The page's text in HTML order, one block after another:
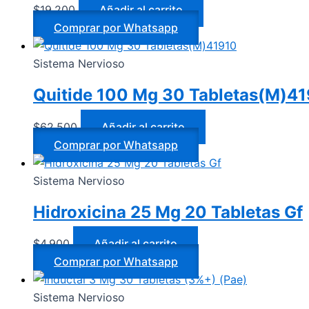
$19.200
Añadir al carrito
Comprar por Whatsapp
Sistema Nervioso
Quitide 100 Mg 30
$62.500
Añadir al carrito
Comprar por Whatsapp
Sistema Nervioso
Hidroxicina 25 Mg 20 Tabletas Gf
$4.900
Añadir al carrito
Comprar por Whatsapp
Sistema Nervioso